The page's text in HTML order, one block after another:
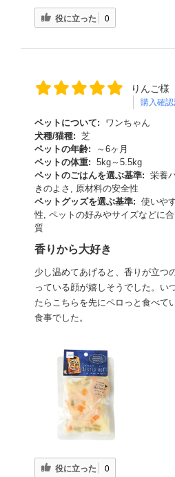
役に立った 0
りんご様
購入確
ペットについて:
ワンちゃん
犬種/猫種: 芝
ペットの年齢:
～6ヶ月
ペットの体重: 5kg～5.5kg
ペットのごはんを選ぶ基準: 栄養
きのよさ, 原材料の安全性
ペットグッズを選ぶ基準: 使いや
性, ペットの好みやサイズなどに
質
香りから大好き
少し温めてあげると、香りが立つ
っている顔が嬉しそうでした。い
たらこちらを先にペロっと食べて
食事でした。
役に立った 0